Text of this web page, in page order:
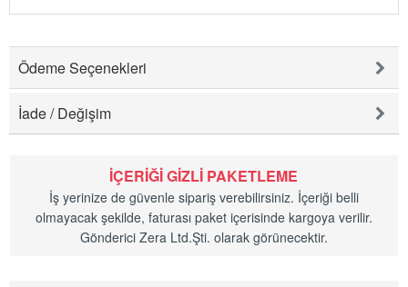
Ödeme Seçenekleri
İade / Değişim
İÇERIĞI GIZLI PAKETLEME
İş yerinize de güvenle sipariş verebilirsiniz. İçeriği belli
olmayacak şekilde, faturası paket içerisinde kargoya verilir.
Gönderici Zera Ltd.Şti. olarak görünecektir.